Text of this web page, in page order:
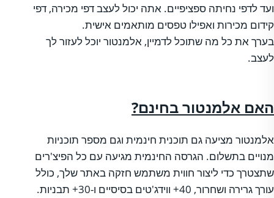
ועד לדפי נחיתה ספציפיים. אתה יכול לעצב דפי מכירה, דפי
קידום מכירות ואפילו טפסים מותאמים אישית.
בערך את כל מה שתוכל לדמיין, אלמנטור יוכל לעזור לך
לעצב.
האם אלמנטור בחינם?
אלמנטור מציעה גם תוכנית חינמית וגם מספר תוכניות
מנויים בתשלום. הגרסה החינמית מגיעה עם כל הפיצ'רים
שתצטרך כדי ליצור חווית משתמש חזקה באתר שלך, כולל
עורך גרירה ושחרור, 40+ ווידג'טים בסיסיים ו-30+ תבניות.